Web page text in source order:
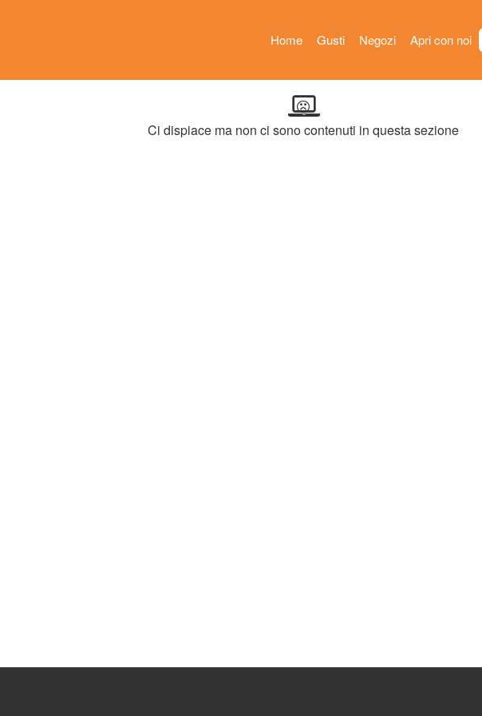
Home Gusti Negozi Apri con noi
Ci dispiace ma non ci sono contenuti in questa sezione